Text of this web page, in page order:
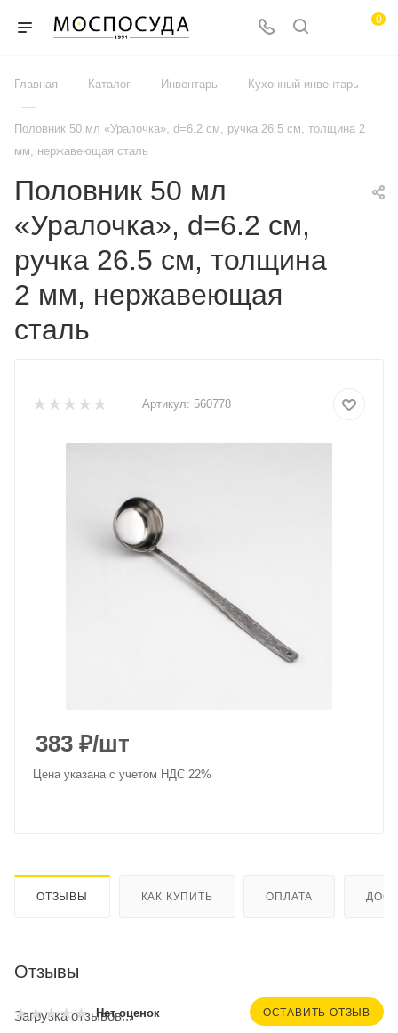
0
Главная — Каталог — Инвентарь — Кухонный инвентарь
—
Половник 50 мл «Уралочка», d=6.2 см, ручка 26.5 см, толщина 2
мм, нержавеющая сталь
Половник 50 мл
«Уралочка», d=6.2 см,
ручка 26.5 см, толщина
2 мм, нержавеющая
сталь
Артикул: 560778
383 ₽/шт
Цена указана с учетом НДС 22%
ОТЗЫВЫ КАК КУПИТЬ ОПЛАТА
Отзывы
Нет оценок ОСТАВИТЬ ОТЗЫВ
Загрузка отзывов...